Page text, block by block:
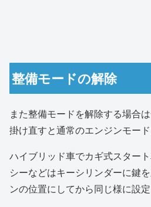
整備モードの解除
また整備モードを解除する場合
掛け直すと通常のエンジンモー
ハイブリッド車でカギ式スター
シーなどはキーシリンダーに鍵
ンの位置にしてから同じ様に設